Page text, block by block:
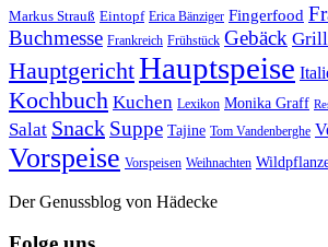
Markus Strauß Eintopf Erica Bänziger Fingerfood
Buchmesse Frankreich Frühstück Gebäck
HauptgerichtHauptspeise
Kochbuch Kuchen Lexikon Monika Graff
Salat Snack Suppe Tajine Tom Vandenberghe
Vorspeise Vorspeisen Weihnachten
Der Genussblog von Hädecke